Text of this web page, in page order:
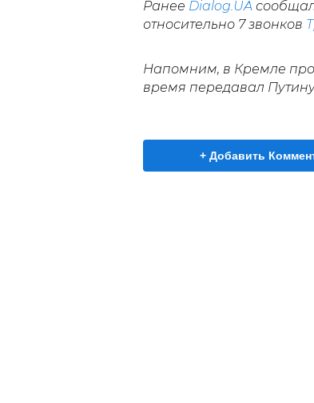
Ранее Dialog.UA
относительно 7 звонков
Напомним, в Кремле
время передавал
+ Добавить